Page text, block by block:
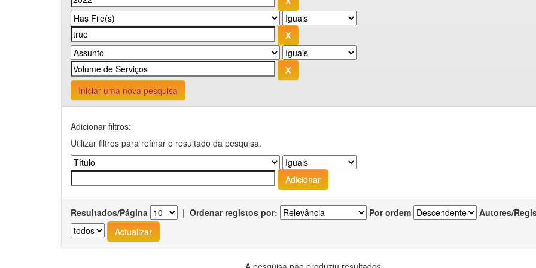
Iniciar uma nova pesquisa
Adicionar filtros:
Utilizar filtros para refinar o resultado da pesquisa.
Resultados/Página | Ordenar registos por: Por ordem Autores/